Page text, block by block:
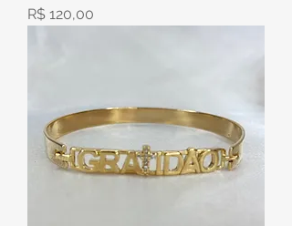
Preço
R$ 120,00